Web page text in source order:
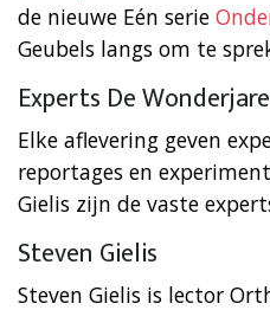
de nieuwe Eén serie
Geubels langs om te
Experts De
Elke aflevering geven
reportages en
Gielis zijn de vaste
Steven Gielis
Steven Gielis is lector